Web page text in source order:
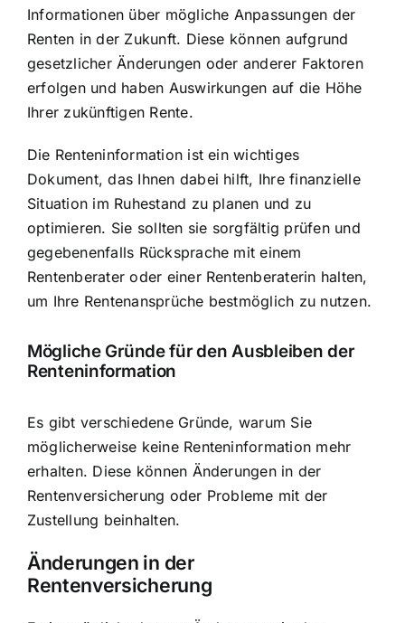
Informationen über mögliche Anpassungen der
Renten in der Zukunft. Diese können aufgrund
gesetzlicher Änderungen oder anderer Faktoren
erfolgen und haben Auswirkungen auf die Höhe
Ihrer zukünftigen Rente.
Die Renteninformation ist ein wichtiges
Dokument, das Ihnen dabei hilft, Ihre finanzielle
Situation im Ruhestand zu planen und zu
optimieren. Sie sollten sie sorgfältig prüfen und
gegebenenfalls Rücksprache mit einem
Rentenberater oder einer Rentenberaterin halten,
um Ihre Rentenansprüche bestmöglich zu nutzen.
Mögliche Gründe für den Ausbleiben der
Renteninformation
Es gibt verschiedene Gründe, warum Sie
möglicherweise keine Renteninformation mehr
erhalten. Diese können Änderungen in der
Rentenversicherung oder Probleme mit der
Zustellung beinhalten.
Änderungen in der
Rentenversicherung